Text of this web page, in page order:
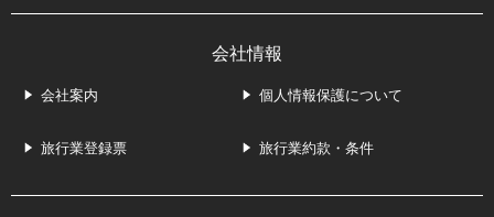
会社情報
会社案内 個人情報保護について
旅行業登録票 旅行業約款・条件